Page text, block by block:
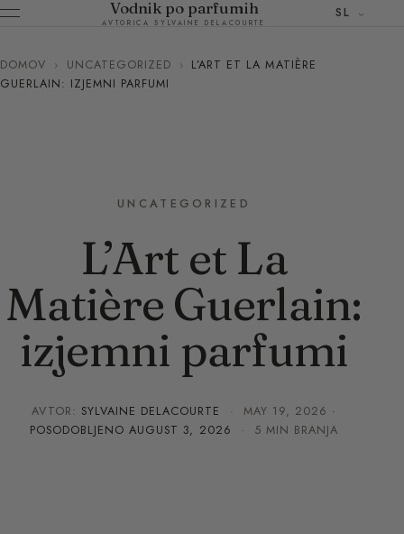
Vodnik po parfumih
AVTORICA SYLVAINE DELACOURTE
SL
DOMOV › UNCATEGORIZED › L’ART ET LA MATIÈRE
GUERLAIN: IZJEMNI PARFUMI
UNCATEGORIZED
L’Art et La
Matière Guerlain:
izjemni parfumi
AVTOR: SYLVAINE DELACOURTE · MAY 19, 2026 ·
POSODOBLJENOAUGUST 3, 2026 · 5 MIN BRANJA